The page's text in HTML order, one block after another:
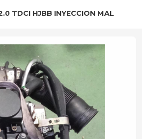
TDCI HJBB INYECCION MAL